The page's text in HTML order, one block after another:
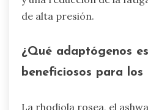
¿Cómo influyen los
Los adaptógenos mejoran
regular los niveles de